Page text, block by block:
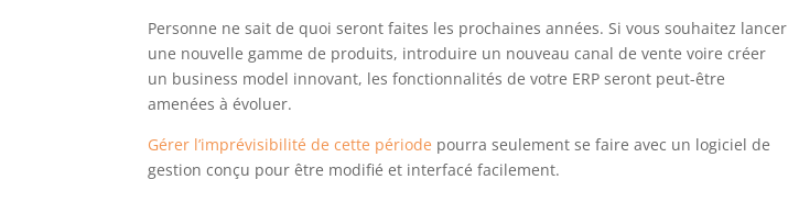
Personne ne sait de quoi seront faites les prochaines années. Si vous souhaitez lancer
une nouvelle gamme de produits, introduire un nouveau canal de vente voire créer
un business model innovant, les fonctionnalités de votre ERP seront peut-être
amenées à évoluer.
Gérer l’imprévisibilité de cette période pourra seulement se faire avec un logiciel de
gestion conçu pour être modifié et interfacé facilement.